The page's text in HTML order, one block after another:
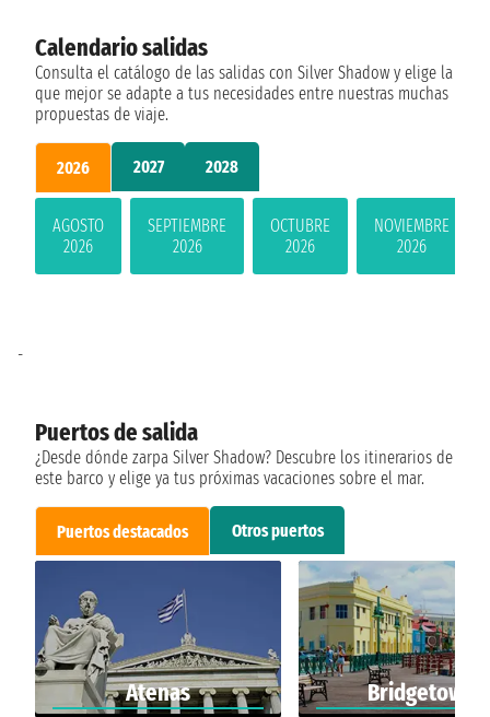
Calendario salidas
Consulta el catálogo de las salidas con Silver Shadow y elige la
que mejor se adapte a tus necesidades entre nuestras muchas
propuestas de viaje.
2026 2027 2028
AGOSTO
2026
SEPTIEMBRE
2026
OCTUBRE
2026
NOVIEMBRE
2026
Puertos de salida
¿Desde dónde zarpa Silver Shadow? Descubre los itinerarios de
este barco y elige ya tus próximas vacaciones sobre el mar.
Puertos destacados Otros puertos
Atenas Bridgetown
-